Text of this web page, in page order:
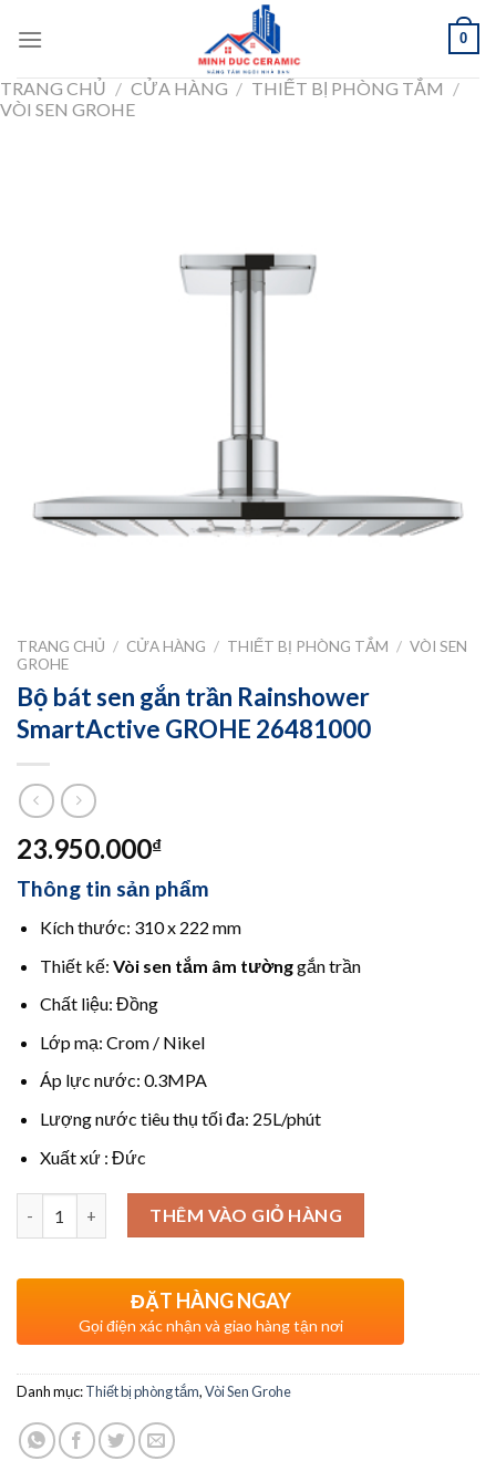
0
TRANG CHỦ / CỬA HÀNG / THIẾT BỊ PHÒNG TẮM /
VÒI SEN GROHE
TRANG CHỦ / CỬA HÀNG / THIẾT BỊ PHÒNG TẮM / VÒI SEN
GROHE
Bộ bát sen gắn trần Rainshower
SmartActive GROHE 26481000
23.950.000₫
Thông tin sản phẩm
Kích thước: 310 x 222 mm
Thiết kế: Vòi sen tắm âm tườnggắn trần
Chất liệu: Đồng
Lớp mạ: Crom / Nikel
Áp lực nước: 0.3MPA
Lượng nước tiêu thụ tối đa: 25L/phút
Xuất xứ : Đức
THÊM VÀO GIỎ HÀNG
ĐẶT HÀNG NGAY
Gọi điện xác nhận và giao hàng tận nơi
Danh mục:Thiết bị phòng tắm,Vòi Sen Grohe